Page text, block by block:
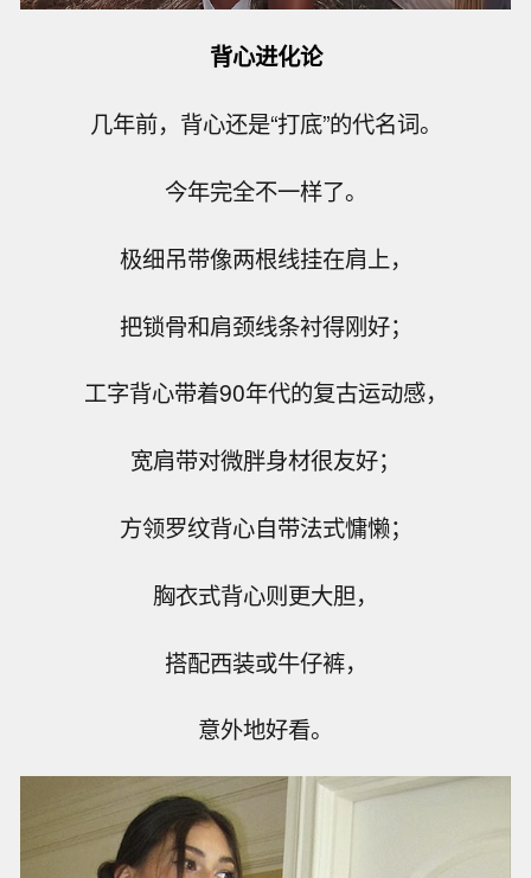
背心进化论
几年前，背心还是“打底”的代名词。
今年完全不一样了。
极细吊带像两根线挂在肩上，
把锁骨和肩颈线条衬得刚好；
工字背心带着90年代的复古运动感，
宽肩带对微胖身材很友好；
方领罗纹背心自带法式慵懒；
胸衣式背心则更大胆，
搭配西装或牛仔裤，
意外地好看。